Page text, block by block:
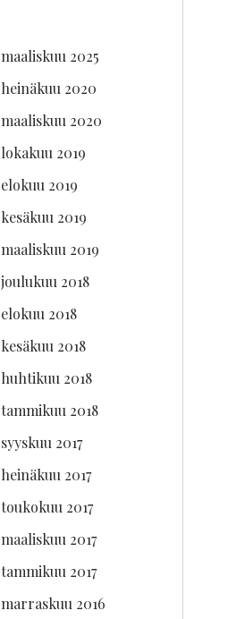
maaliskuu 2025
heinäkuu 2020
maaliskuu 2020
lokakuu 2019
elokuu 2019
kesäkuu 2019
maaliskuu 2019
joulukuu 2018
elokuu 2018
kesäkuu 2018
huhtikuu 2018
tammikuu 2018
syyskuu 2017
heinäkuu 2017
toukokuu 2017
maaliskuu 2017
tammikuu 2017
marraskuu 2016